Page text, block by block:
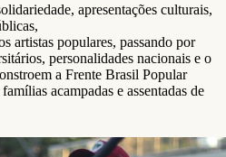
apresentações culturais,
artistas populares, passando por
personalidades nacionais e o
a Frente Brasil Popular
acampadas e assentadas de